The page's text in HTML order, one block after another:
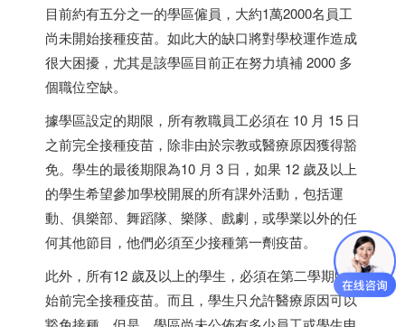
目前約有五分之一的學區僱員，大約1萬2000名員工
尚未開始接種疫苗。如此大的缺口將對學校運作造成
很大困擾，尤其是該學區目前正在努力填補 2000 多
個職位空缺。
據學區設定的期限，所有教職員工必須在 10 月 15 日
之前完全接種疫苗，除非由於宗教或醫療原因獲得豁
免。學生的最後期限為10 月 3 日，如果 12 歲及以上
的學生希望參加學校開展的所有課外活動，包括運
動、俱樂部、舞蹈隊、樂隊、戲劇，或學業以外的任
何其他節目，他們必須至少接種第一劑疫苗。
此外，所有12 歲及以上的學生，必須在第二學期開
始前完全接種疫苗。而且，學生只允許醫療原因可以